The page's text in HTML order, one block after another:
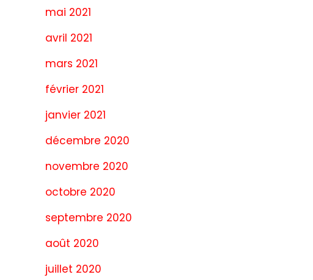
mai 2021
avril 2021
mars 2021
février 2021
janvier 2021
décembre 2020
novembre 2020
octobre 2020
septembre 2020
août 2020
juillet 2020